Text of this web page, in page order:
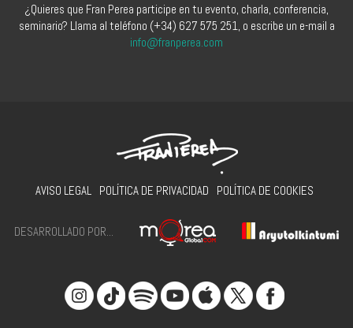
¿Quieres que Fran Perea participe en tu evento, charla, conferencia,
seminario? Llama al teléfono (+34) 627 575 251, o escribe un e-mail a
info@franperea.com
AVISO LEGAL POLÍTICA DE PRIVACIDAD POLÍTICA DE COOKIES
DESARROLLADO POR...